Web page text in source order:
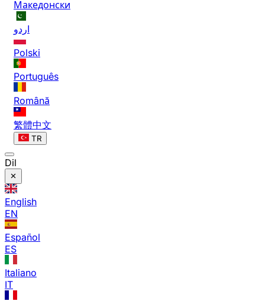
Македонски
اردو
Polski
Português
Română
繁體中文
TR
Dil
English
EN
Español
ES
Italiano
IT